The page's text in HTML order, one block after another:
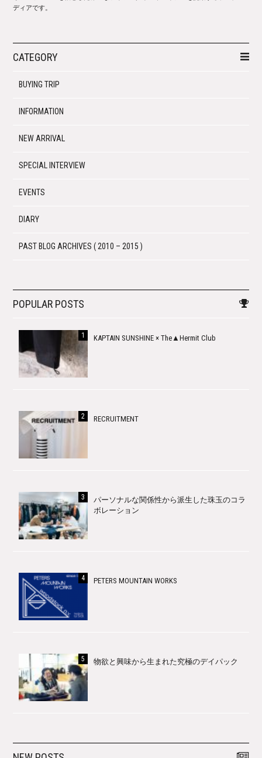
ディアです。
CATEGORY
BUYING TRIP
INFORMATION
NEW ARRIVAL
SPECIAL INTERVIEW
EVENTS
DIARY
PAST BLOG ARCHIVES ( 2010 – 2015 )
POPULAR POSTS
KAPTAIN SUNSHINE × The▲Hermit Club
RECRUITMENT
パーソナルな関係性から派生した珠玉のコラ
ボレーション
PETERS MOUNTAIN WORKS
物欲と興味から生まれた究極のデイパック